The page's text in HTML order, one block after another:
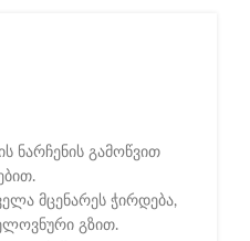
ნარჩენის გამოწვით
მცენარეს ჭირდება,
გზით.